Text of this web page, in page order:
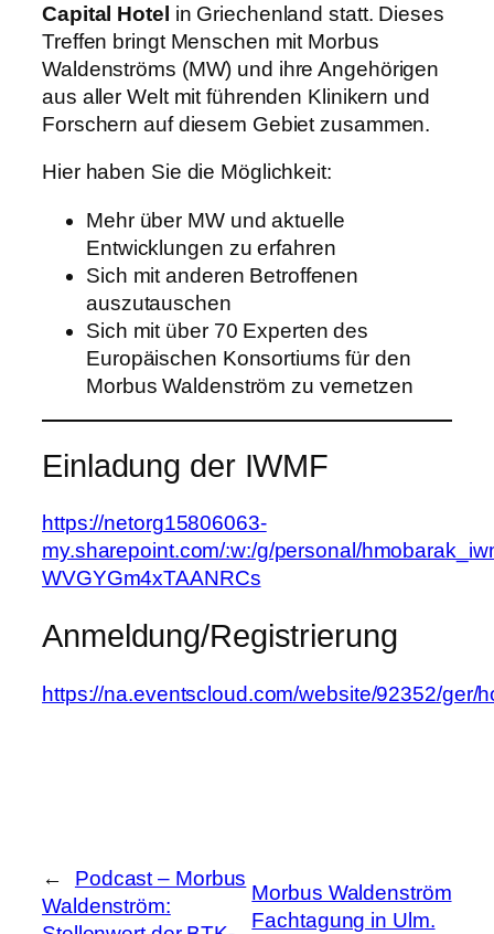
Capital Hotel in Griechenland statt. Dieses
Treffen bringt Menschen mit Morbus
Waldenströms (MW) und ihre Angehörigen
aus aller Welt mit führenden Klinikern und
Forschern auf diesem Gebiet zusammen.
Hier haben Sie die Möglichkeit:
Mehr über MW und aktuelle
Entwicklungen zu erfahren
Sich mit anderen Betroffenen
auszutauschen
Sich mit über 70 Experten des
Europäischen Konsortiums für den
Morbus Waldenström zu vernetzen
Einladung der IWMF
https://netorg15806063-
my.sharepoint.com/:w:/g/personal/
WVGYGm4xTAANRCs
Anmeldung/Registrierung
https://na.eventscloud.com/website/92352/ger/
←
Podcast – Morbus
Waldenström:
Morbus Waldenström
Fachtagung in Ulm.